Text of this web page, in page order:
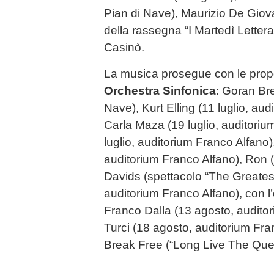
Pian di Nave), Maurizio De
della rassegna “I Martedì
Casinò.
La musica prosegue con le
Orchestra Sinfonica: Goran
Nave), Kurt Elling (11 luglio,
Carla Maza (19 luglio,
luglio, auditorium Franco
auditorium Franco Alfano), Ron
Davids (spettacolo “The
auditorium Franco Alfano), con
Franco Dalla (13 agosto,
Turci (18 agosto, auditorium
Break Free (“Long Live The